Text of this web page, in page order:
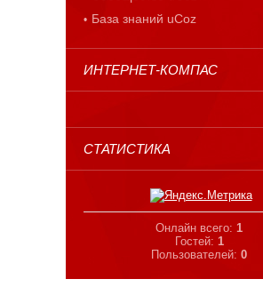
База знаний uCoz
ИНТЕРНЕТ-КОМПАС
СТАТИСТИКА
Онлайн всего: 1
Гостей: 1
Пользователей: 0